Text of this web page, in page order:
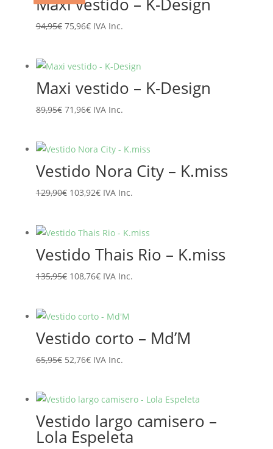
Maxi vestido – K-Design
94,95€ El
era:
94,95€.
75,96€El
es:
75,96€.
IVA Inc.
Maxi vestido – K-Design
89,95€ El
era:
89,95€.
71,96€El
es:
71,96€.
IVA Inc.
Vestido Nora City – K.miss
129,90€ El
era:
129,90€.
103,92€El
es:
103,92€.
IVA Inc.
Vestido Thais Rio – K.miss
135,95€ El
era:
135,95€.
108,76€El
es:
108,76€.
IVA Inc.
Vestido corto – Md’M
65,95€ El
era:
65,95€.
52,76€El
es:
52,76€.
IVA Inc.
Vestido largo camisero –
Lola Espeleta